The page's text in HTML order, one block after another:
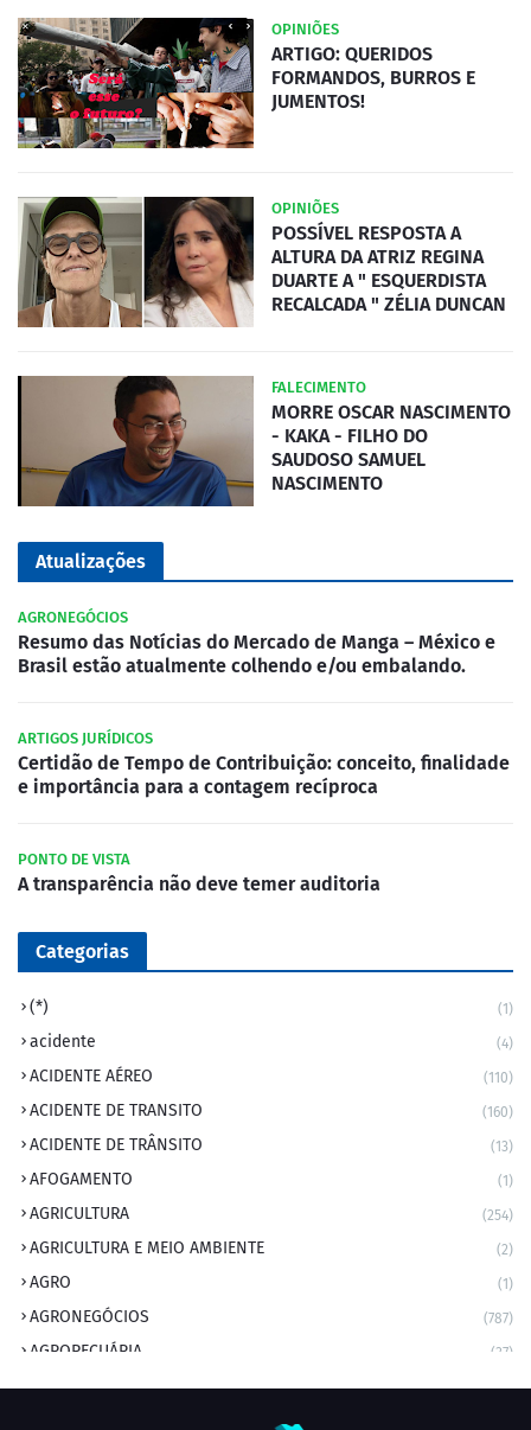
OPINIÕES
ARTIGO: QUERIDOS
FORMANDOS, BURROS E
JUMENTOS!
OPINIÕES
POSSÍVEL RESPOSTA A
ALTURA DA ATRIZ REGINA
DUARTE A " ESQUERDISTA
RECALCADA " ZÉLIA DUNCAN
FALECIMENTO
MORRE OSCAR NASCIMENTO
- KAKA - FILHO DO
SAUDOSO SAMUEL
NASCIMENTO
Atualizações
AGRONEGÓCIOS
Resumo das Notícias do Mercado de Manga – México e
Brasil estão atualmente colhendo e/ou embalando.
ARTIGOS JURÍDICOS
Certidão de Tempo de Contribuição: conceito, finalidade
e importância para a contagem recíproca
PONTO DE VISTA
A transparência não deve temer auditoria
Categorias
(*) (1)
acidente (4)
ACIDENTE AÉREO (110)
ACIDENTE DE TRANSITO (160)
ACIDENTE DE TRÂNSITO (13)
AFOGAMENTO (1)
AGRICULTURA (254)
AGRICULTURA E MEIO AMBIENTE (2)
AGRO (1)
AGRONEGÓCIOS (787)
AGROPECUÁRIA (37)
AMBIENTE (9)